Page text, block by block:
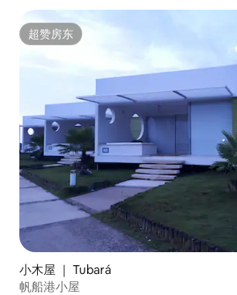
超赞房东
超赞房东
小木屋 ｜ Tubará
帆船港小屋